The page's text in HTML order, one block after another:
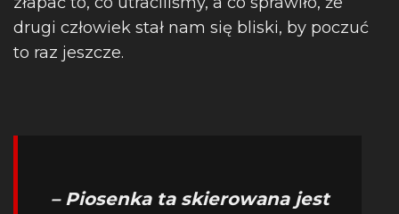
drugi człowiek stał nam się bliski, by poczuć
to raz jeszcze.
– Piosenka ta skierowana jest